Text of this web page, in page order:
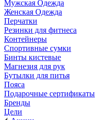
Мужская Одежда
Женская Одежда
Перчатки
Резинки для фитнеса
Контейнеры
Спортивные сумки
Бинты кистевые
Магнезия для рук
Бутылки для питья
Пояса
Подарочные сертификаты
Бренды
Цели